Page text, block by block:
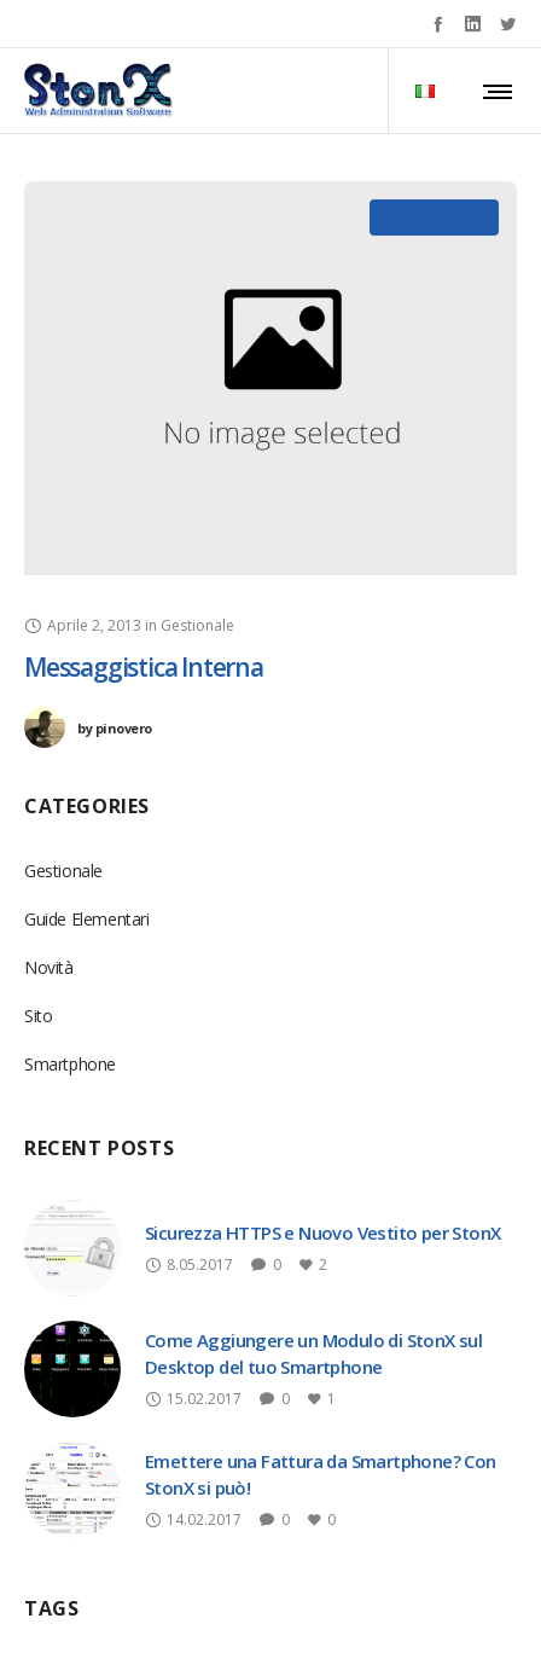
Aprile 2, 2013 in Gestionale
Messaggistica Interna
bypinovero
CATEGORIES
Gestionale
Guide Elementari
Novità
Sito
Smartphone
RECENT POSTS
Sicurezza HTTPS e Nuovo Vestito per StonX
8.05.2017 0 2
Come Aggiungere un Modulo di StonX sul
Desktop del tuo Smartphone
15.02.2017 0 1
Emettere una Fattura da Smartphone? Con
StonX si può!
14.02.2017 0 0
TAGS